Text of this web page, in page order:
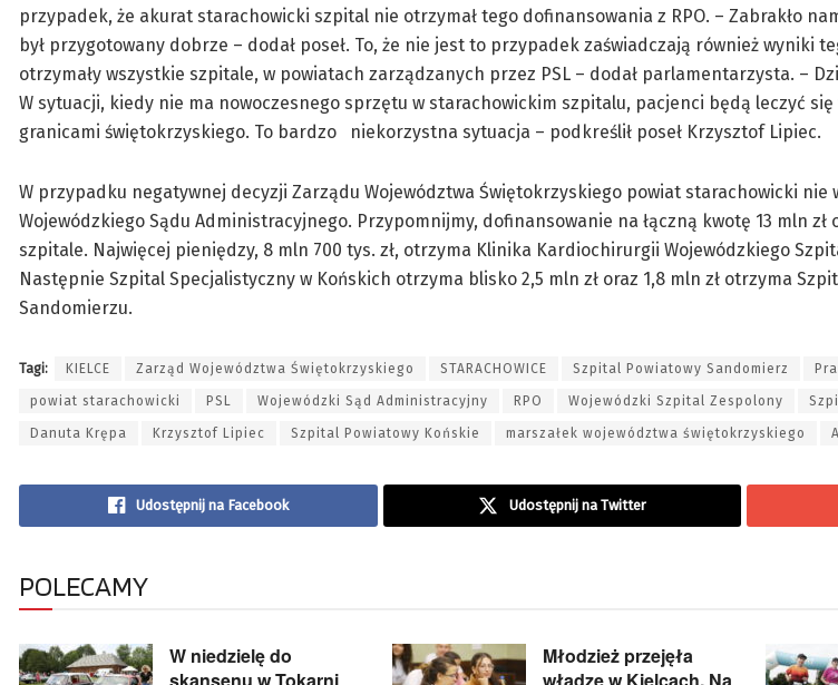
przypadek, że akurat starachowicki szpital nie otrzymał tego dofinansowania z RPO. – Zabrakło
był przygotowany dobrze – dodał poseł. To, że nie jest to przypadek zaświadczają również wyniki
otrzymały wszystkie szpitale, w powiatach zarządzanych przez PSL – dodał parlamentarzysta. –
W sytuacji, kiedy nie ma nowoczesnego sprzętu w starachowickim szpitalu, pacjenci będą leczyć
granicami świętokrzyskiego. To bardzo niekorzystna sytuacja – podkreślił poseł Krzysztof Lipiec.
W przypadku negatywnej decyzji Zarządu Województwa Świętokrzyskiego powiat starachowicki nie
Wojewódzkiego Sądu Administracyjnego. Przypomnijmy, dofinansowanie na łączną kwotę 13 mln
szpitale. Najwięcej pieniędzy, 8 mln 700 tys. zł, otrzyma Klinika Kardiochirurgii Wojewódzkiego
Następnie Szpital Specjalistyczny w Końskich otrzyma blisko 2,5 mln zł oraz 1,8 mln zł otrzyma
Sandomierzu.
Tagi: KIELCE Zarząd Województwa Świętokrzyskiego STARACHOWICE Szpital Powiatowy Sandomierz
powiat starachowicki PSL Wojewódzki Sąd Administracyjny RPO Wojewódzki Szpital Zespolony
Danuta Krępa Krzysztof Lipiec Szpital Powiatowy Końskie marszałek województwa świętokrzyskiego
Udostępnij na Facebook Udostępnij na Twitter
POLECAMY
W niedzielę do
Młodzież przejęła